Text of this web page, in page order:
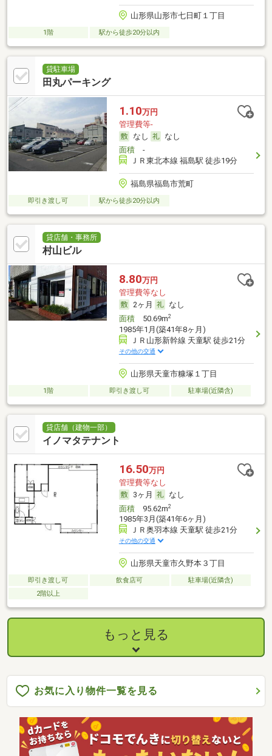
山形県山形市七日町１丁目
1階 駅から徒歩20分以内
貸駐車場
田丸パーキング
1.10万円
管理費等-
なし
なし
面積-
ＪＲ東北本線 福島駅 徒歩19分
福島県福島市荒町
即引き渡し可 駅から徒歩20分以内
貸店舗・事務所
村山ビル
8.80万円
管理費等なし
2ヶ月
なし
面積50.69m2
1985年1月(築41年8ヶ月)
ＪＲ山形新幹線 天童駅 徒歩21分
その他の交通
山形県天童市糠塚１丁目
1階 即引き渡し可 駐車場(近隣含)
貸店舗（建物一部）
イノマタテナント
16.50万円
管理費等なし
3ヶ月
なし
面積95.62m2
1985年3月(築41年6ヶ月)
ＪＲ奥羽本線 天童駅 徒歩21分
その他の交通
山形県天童市久野本３丁目
即引き渡し可 飲食店可
駐車場(近隣含)
2階以上
もっと見る
お気に入り物件一覧を見る